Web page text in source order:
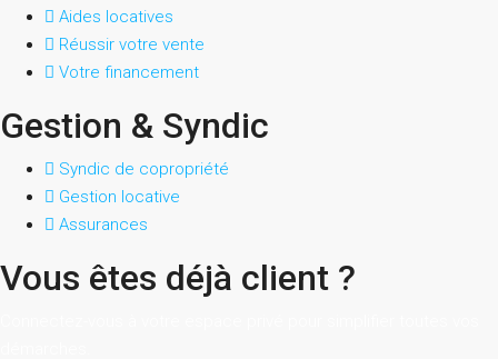
Aides locatives
Réussir votre vente
Votre financement
Gestion & Syndic
Syndic de copropriété
Gestion locative
Assurances
Vous êtes déjà client ?